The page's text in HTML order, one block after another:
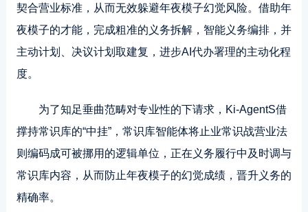
契合营业标准，从而无效躲避年夜模子幻觉风险。借助年
夜模子的才能，完成粗准的义务拆解，智能义务编排，并
主动计划、决议计划取建复，进步AI代办署理的主动化程
度。
为了知足垂曲范畴对专业性的下请求，Ki-AgentS借
撑持常识库的“中挂”，常识库智能体将止业常识战营业法
则编码成可被挪用的逻辑单位，正在义务履行中及时调与
常识库内容，从而防止年夜模子的幻觉成绩，晋升义务的
精确率。